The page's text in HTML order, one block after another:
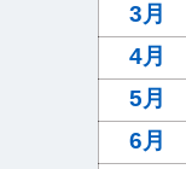
3月
4月
5月
6月